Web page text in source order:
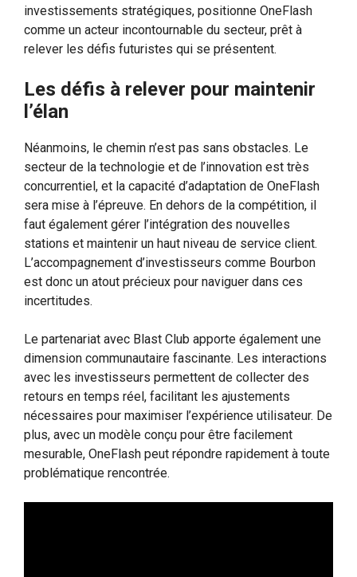
investissements stratégiques, positionne OneFlash
comme un acteur incontournable du secteur, prêt à
relever les défis futuristes qui se présentent.
Les défis à relever pour maintenir
l’élan
Néanmoins, le chemin n’est pas sans obstacles. Le
secteur de la technologie et de l’innovation est très
concurrentiel, et la capacité d’adaptation de OneFlash
sera mise à l’épreuve. En dehors de la compétition, il
faut également gérer l’intégration des nouvelles
stations et maintenir un haut niveau de service client.
L’accompagnement d’investisseurs comme Bourbon
est donc un atout précieux pour naviguer dans ces
incertitudes.
Le partenariat avec Blast Club apporte également une
dimension communautaire fascinante. Les interactions
avec les investisseurs permettent de collecter des
retours en temps réel, facilitant les ajustements
nécessaires pour maximiser l’expérience utilisateur. De
plus, avec un modèle conçu pour être facilement
mesurable, OneFlash peut répondre rapidement à toute
problématique rencontrée.